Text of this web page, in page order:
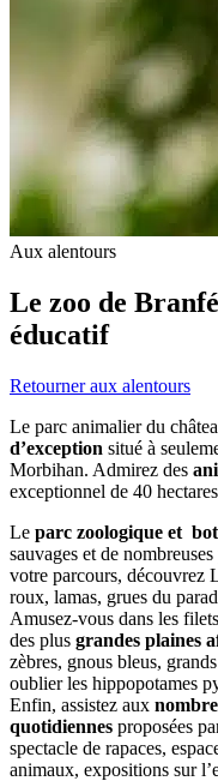
Aux alentours
Le zoo de
éducatif
Retourner aux alentours
Le parc animalier du
d’exception situé à
Morbihan. Admirez des
exceptionnel de 40
Le parc zoologique et
sauvages et de
votre parcours, découvrez
roux, lamas, grues du
Amusez-vous dans les
des plus grandes plaines
zèbres, gnous bleus,
oublier les hippopotames
Enfin, assistez aux
quotidiennes proposées
spectacle de rapaces,
animaux, expositions sur